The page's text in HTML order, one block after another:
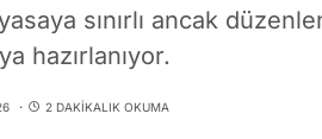
sınırlı ancak
hazırlanıyor.
2 DAKIKALIK OKUMA